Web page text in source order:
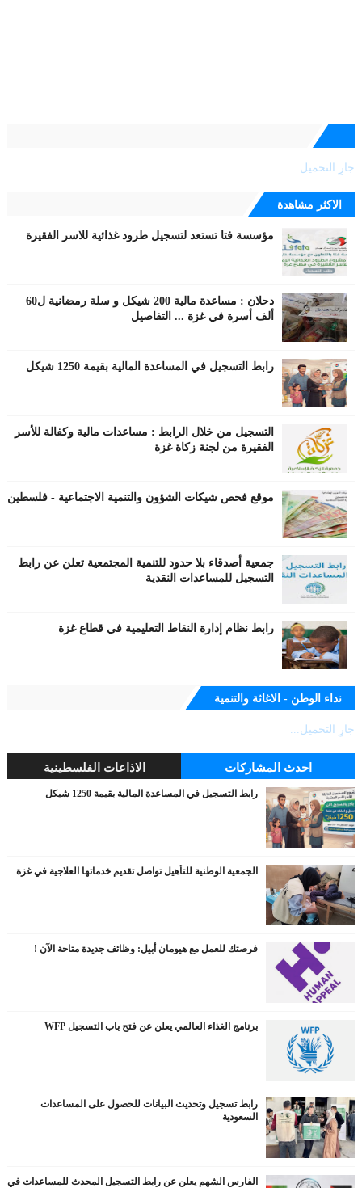
جارٍ التحميل...
الاكثر مشاهدة
مؤسسة فتا تستعد لتسجيل طرود غذائية للاسر الفقيرة
دحلان : مساعدة مالية 200 شيكل و سلة رمضانية ل60
ألف أسرة في غزة ... التفاصيل
رابط التسجيل في المساعدة المالية بقيمة 1250 شيكل
التسجيل من خلال الرابط : مساعدات مالية وكفالة للأسر
الفقيرة من لجنة زكاة غزة
موقع فحص شيكات الشؤون والتنمية الاجتماعية - فلسطين
جمعية أصدقاء بلا حدود للتنمية المجتمعية تعلن عن رابط
التسجيل للمساعدات النقدية
رابط نظام إدارة النقاط التعليمية في قطاع غزة
نداء الوطن - الاغاثة والتنمية
جارٍ التحميل...
احدث المشاركات الاذاعات الفلسطينية
رابط التسجيل في المساعدة المالية بقيمة 1250 شيكل
الجمعية الوطنية للتأهيل تواصل تقديم خدماتها العلاجية في غزة
فرصتك للعمل مع هيومان أبيل: وظائف جديدة متاحة الآن !
برنامج الغذاء العالمي يعلن عن فتح باب التسجيل WFP
رابط تسجيل وتحديث البيانات للحصول على المساعدات
السعودية
الفارس الشهم يعلن عن رابط التسجيل المحدث للمساعدات في